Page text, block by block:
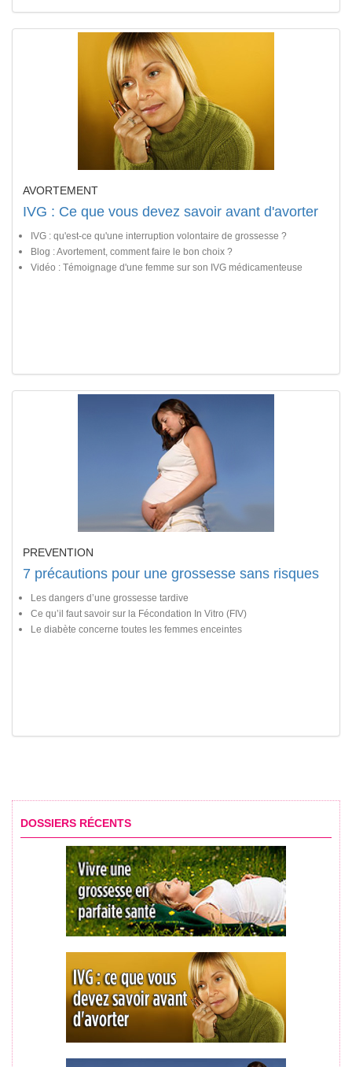
AVORTEMENT
IVG : Ce que vous devez savoir avant d'avorter
IVG : qu'est-ce qu'une interruption volontaire de grossesse ?
Blog : Avortement, comment faire le bon choix ?
Vidéo : Témoignage d'une femme sur son IVG médicamenteuse
PREVENTION
7 précautions pour une grossesse sans risques
Les dangers d’une grossesse tardive
Ce qu’il faut savoir sur la Fécondation In Vitro (FIV)
Le diabète concerne toutes les femmes enceintes
DOSSIERS RÉCENTS